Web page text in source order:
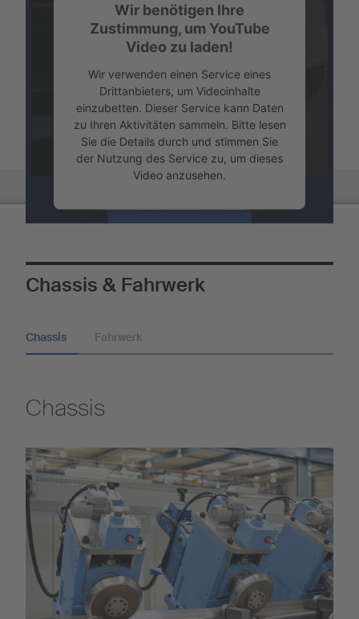
Wir benötigen Ihre
Zustimmung, um YouTube
Video zu laden!
Wir verwenden einen Service eines
Drittanbieters, um Videoinhalte
einzubetten. Dieser Service kann Daten
zu Ihren Aktivitäten sammeln. Bitte lesen
Sie die Details durch und stimmen Sie
der Nutzung des Service zu, um dieses
Video anzusehen.
Mehr Informationen
Akzeptieren
Powered byUsercentrics Consent
Chassis & Fahrwerk
Chassis Fahrwerk
Chassis